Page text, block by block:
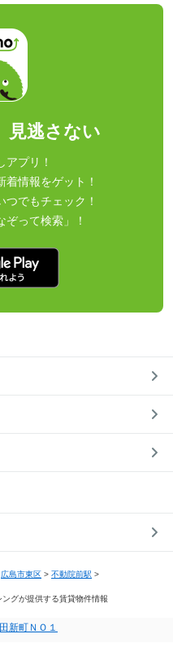
見逃さない
アプリ！
情報をゲット！
つでもチェック！
ぞって検索」！
広島市東区 > 不動院前駅 >
グが提供する賃貸物件情報
新町ＮＯ１